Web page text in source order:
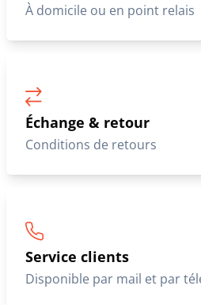
À domicile ou en point relais
Échange & retour
Conditions de retours
Service clients
Disponible par mail et par